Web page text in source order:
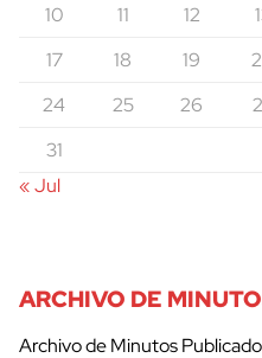
10
11 12
17
18 19
24
25 26
31
« Jul
ARCHIVO DE
Archivo de Minutos